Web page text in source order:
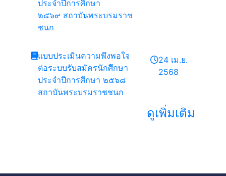
ประจำปีการศึกษา
๒๕๖๙ สถาบันพระบรมราช
ชนก
แบบประเมินความพึงพอใจ
ต่อระบบรับสมัครนักศึกษา
ประจำปีการศึกษา ๒๕๖๘
สถาบันพระบรมราชชนก
24 เม.ย.
2568
ดูเพิ่มเติม